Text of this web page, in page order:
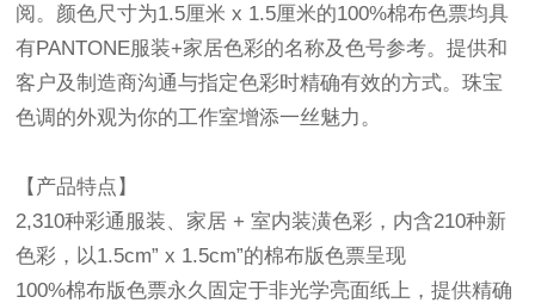
阅。颜色尺寸为1.5厘米 x 1.5厘米的100%棉布色票均具
有PANTONE服装+家居色彩的名称及色号参考。提供和
客户及制造商沟通与指定色彩时精确有效的方式。珠宝
色调的外观为你的工作室增添一丝魅力。
【产品特点】
2,310种彩通服装、家居 + 室内装潢色彩，内含210种新
色彩，以1.5cm” x 1.5cm”的棉布版色票呈现
100%棉布版色票永久固定于非光学亮面纸上，提供精确